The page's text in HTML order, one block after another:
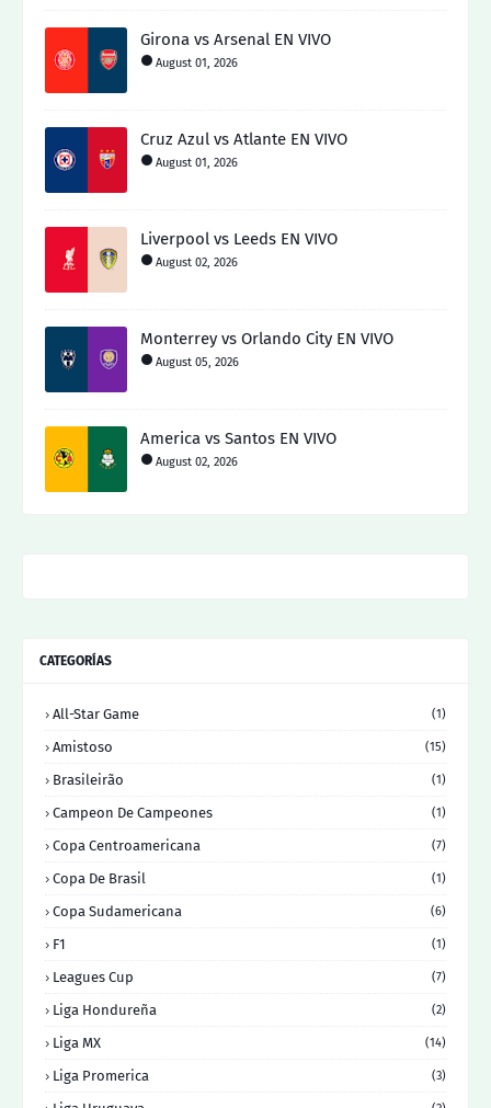
Girona vs Arsenal EN VIVO
August 01, 2026
Cruz Azul vs Atlante EN VIVO
August 01, 2026
Liverpool vs Leeds EN VIVO
August 02, 2026
Monterrey vs Orlando City EN VIVO
August 05, 2026
America vs Santos EN VIVO
August 02, 2026
CATEGORÍAS
All-Star Game (1)
Amistoso (15)
Brasileirão (1)
Campeon De Campeones (1)
Copa Centroamericana (7)
Copa De Brasil (1)
Copa Sudamericana (6)
F1 (1)
Leagues Cup (7)
Liga Hondureña (2)
Liga MX (14)
Liga Promerica (3)